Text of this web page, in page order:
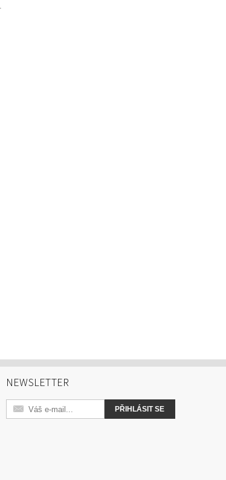
NEWSLETTER